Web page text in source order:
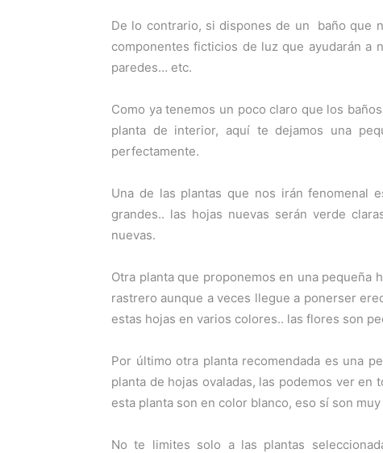
De lo contrario, si dispones de un baño que
componentes ficticios de luz que ayudarán a
paredes… etc.
Como ya tenemos un poco claro que los
planta de interior, aquí te dejamos una
perfectamente.
Una de las plantas que nos irán fenomenal
grandes.. las hojas nuevas serán verde
nuevas.
Otra planta que proponemos en una pequeña
rastrero aunque a veces llegue a ponerser
estas hojas en varios colores.. las flores son
Por último otra planta recomendada es una
planta de hojas ovaladas, las podemos ver en
esta planta son en color blanco, eso sí son
No te limites solo a las plantas